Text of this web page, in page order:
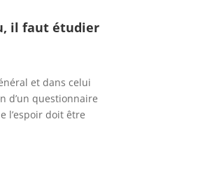
il faut étudier
et dans celui
d’un questionnaire
l’espoir doit être